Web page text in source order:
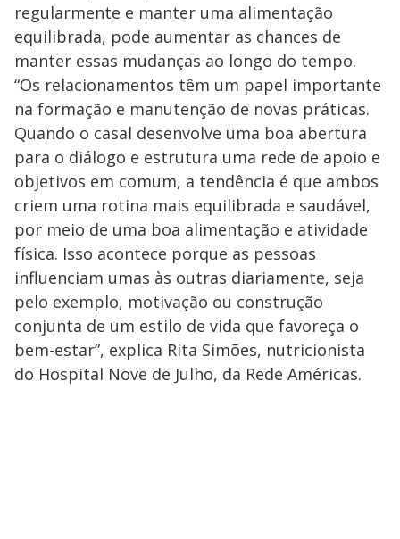
regularmente e manter uma alimentação
equilibrada, pode aumentar as chances de
manter essas mudanças ao longo do tempo.
“Os relacionamentos têm um papel importante
na formação e manutenção de novas práticas.
Quando o casal desenvolve uma boa abertura
para o diálogo e estrutura uma rede de apoio e
objetivos em comum, a tendência é que ambos
criem uma rotina mais equilibrada e saudável,
por meio de uma boa alimentação e atividade
física. Isso acontece porque as pessoas
influenciam umas às outras diariamente, seja
pelo exemplo, motivação ou construção
conjunta de um estilo de vida que favoreça o
bem-estar”, explica Rita Simões, nutricionista
do Hospital Nove de Julho, da Rede Américas.